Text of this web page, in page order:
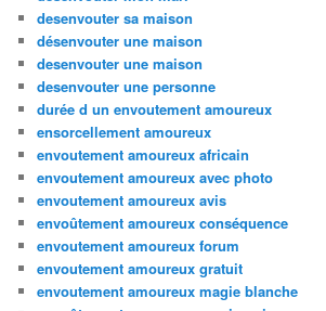
desenvouter sa maison
désenvouter une maison
desenvouter une maison
desenvouter une personne
durée d un envoutement amoureux
ensorcellement amoureux
envoutement amoureux africain
envoutement amoureux avec photo
envoutement amoureux avis
envoûtement amoureux conséquence
envoutement amoureux forum
envoutement amoureux gratuit
envoutement amoureux magie blanche